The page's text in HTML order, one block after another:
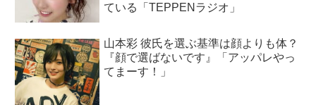
ている「TEPPENラジオ」
山本彩 彼氏を選ぶ基準は顔よりも体？
『顔で選ばないです』「アッパレやっ
てまーす！」